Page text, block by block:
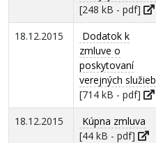
[248 kB - pdf]
18.12.2015
Dodatok k
zmluve o
poskytovaní
verejných služieb
[714 kB - pdf]
18.12.2015
Kúpna zmluva
[44 kB - pdf]